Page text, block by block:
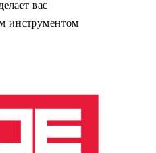
вас
инструментом